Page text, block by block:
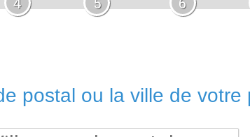
4 5 6
postal ou la ville de votre